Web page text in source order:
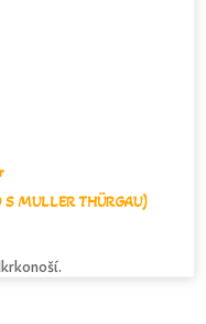
MULLER THÜRGAU)